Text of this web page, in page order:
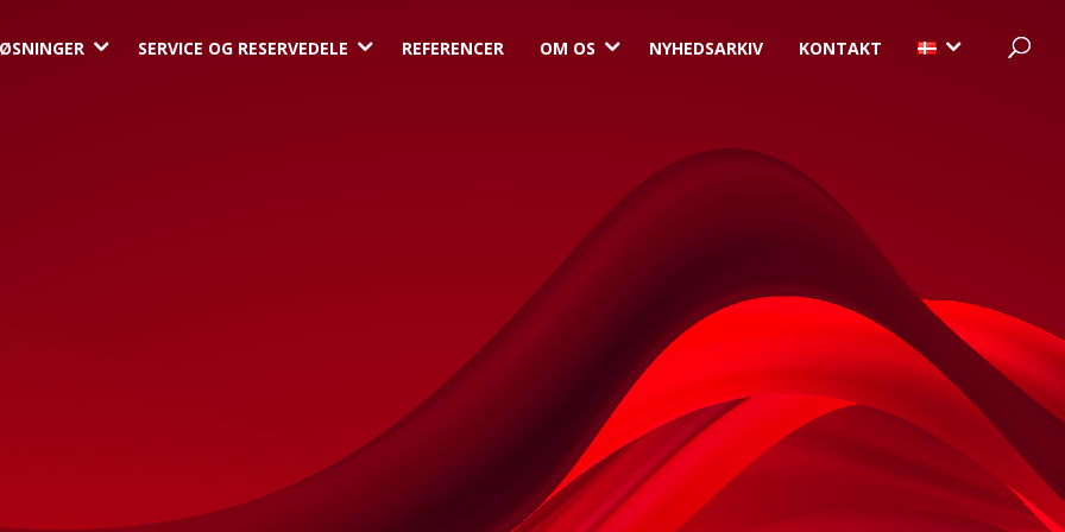
3 SERVICE OG RESERVEDELE 3 REFERENCER OM OS 3 NYHEDSARKIV KONTAKT 3